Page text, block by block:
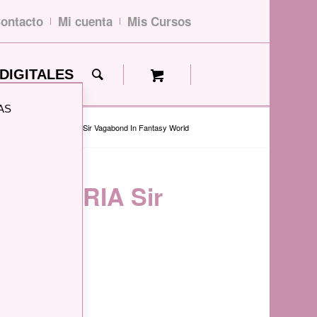
Mi cuenta Mis Cursos
30×30 STAMPERIA Sir Vagabond In Fantasy World
Sir